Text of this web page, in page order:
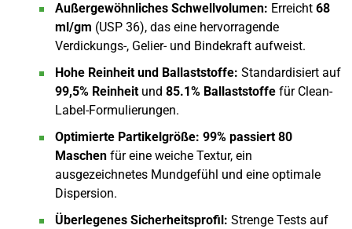
Außergewöhnliches Schwellvolumen: Erreicht 68
ml/gm (USP 36), das eine hervorragende
Verdickungs-, Gelier- und Bindekraft aufweist.
Hohe Reinheit und Ballaststoffe: Standardisiert auf
99,5% Reinheit und 85.1% Ballaststoffe für Clean-
Label-Formulierungen.
Optimierte Partikelgröße: 99% passiert 80
Maschen für eine weiche Textur, ein
ausgezeichnetes Mundgefühl und eine optimale
Dispersion.
Überlegenes Sicherheitsprofil: Strenge Tests auf